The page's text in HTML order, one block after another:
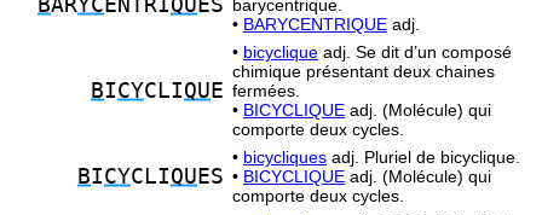
BARYC ENTRIQU ES barycentrique.
• BARYCENTRIQUE adj.
BICYCLIQU E
• bicyclique adj. Se dit d’un composé
chimique présentant deux chaines
fermées.
• BICYCLIQUE adj. (Molécule) qui
comporte deux cycles.
BICYCLIQU ES
• bicycliques adj. Pluriel de bicyclique.
• BICYCLIQUE adj. (Molécule) qui
comporte deux cycles.